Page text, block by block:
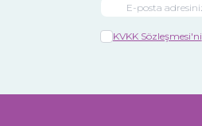
KVKK Sözleşmesi'ni